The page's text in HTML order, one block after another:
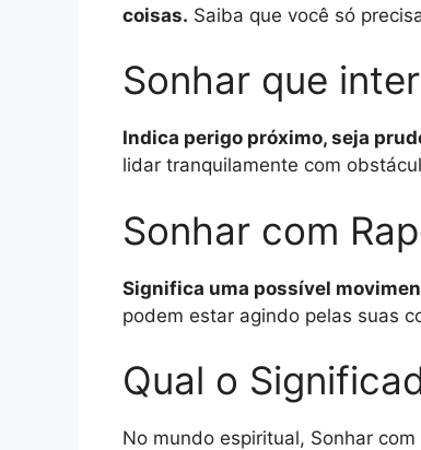
coisas. Saiba que você só
Sonhar que
Indica perigo próximo, seja
lidar tranquilamente com
Sonhar com
Significa uma possível
podem estar agindo pelas suas
Qual o
No mundo espiritual, Sonhar